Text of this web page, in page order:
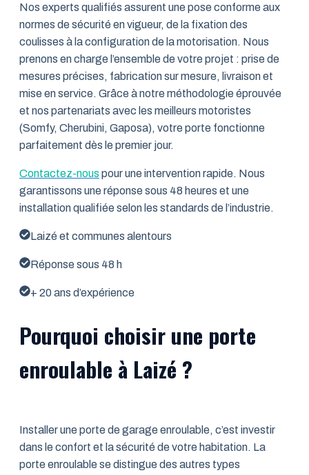
Nos experts qualifiés assurent une pose conforme aux
normes de sécurité en vigueur, de la fixation des
coulisses à la configuration de la motorisation. Nous
prenons en charge l’ensemble de votre projet : prise de
mesures précises, fabrication sur mesure, livraison et
mise en service. Grâce à notre méthodologie éprouvée
et nos partenariats avec les meilleurs motoristes
(Somfy, Cherubini, Gaposa), votre porte fonctionne
parfaitement dès le premier jour.
Contactez-nous pour une intervention rapide. Nous
garantissons une réponse sous 48 heures et une
installation qualifiée selon les standards de l’industrie.
Laizé et communes alentours
Réponse sous 48 h
+ 20 ans d’expérience
Pourquoi choisir une porte
enroulable à Laizé ?
Installer une porte de garage enroulable, c’est investir
dans le confort et la sécurité de votre habitation. La
porte enroulable se distingue des autres types